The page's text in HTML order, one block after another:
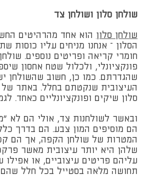
שולחן סלון ושולחן צד
שולחן סלון הוא אחד מהרהיטים
הסלון – אנחנו מניחים עליו כוסות
חומרי קריאה ופריטים נוספים.
פונקציונלי, ולכלול שטח אחסון
שהגדרתם. כמו כן, חשוב שהשולחן
העיצובית שנקטתם בחלל. באתר של
סלון שיקים ופונקציונליים כאחד.
ובאשר לשולחנות צד, אולי הם לא
הם מוסיפים המון צבע. הם בדרך
המטרות של שולחן הקפה, אך הם
שלהן היא יותר עיצובית מאשר
עליהם פריטים עיצוביים, או אפילו
תחושה מלאה בסטייל בכל חלל שהם